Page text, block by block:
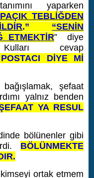
yaparken
TEBLİĞDEN
.” “SENİN
ETMEKTİR” diye
Kulları cevap
DİYE Mİ
şefaat
yalnız benden
YA RESUL
bölünenler gibi
BÖLÜNMEKTE
ortak etmem